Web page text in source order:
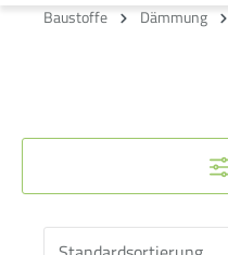
Baustoffe Dämmung